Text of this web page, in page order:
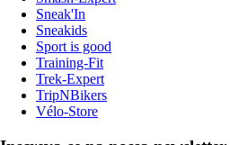
Sneak'In
Sneakids
Sport is good
Training-Fit
Trek-Expert
TripNBikers
Vélo-Store